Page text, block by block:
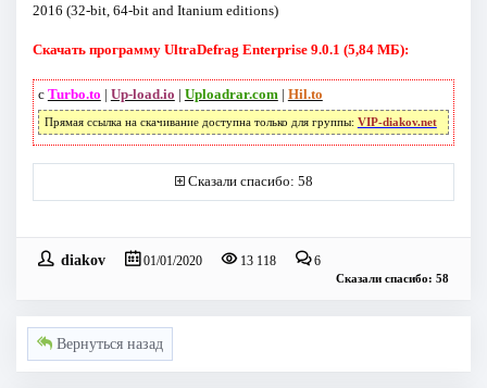
2016 (32-bit, 64-bit and Itanium editions)
Скачать программу UltraDefrag Enterprise 9.0.1 (5,84 МБ):
с Turbo.to | Up-load.io | Uploadrar.com | Hil.to
Прямая ссылка на скачивание доступна только для группы: VIP-diakov.net
Сказали спасибо: 58
diakov 01/01/2020 13 118 6
Сказали спасибо: 58
Вернуться назад